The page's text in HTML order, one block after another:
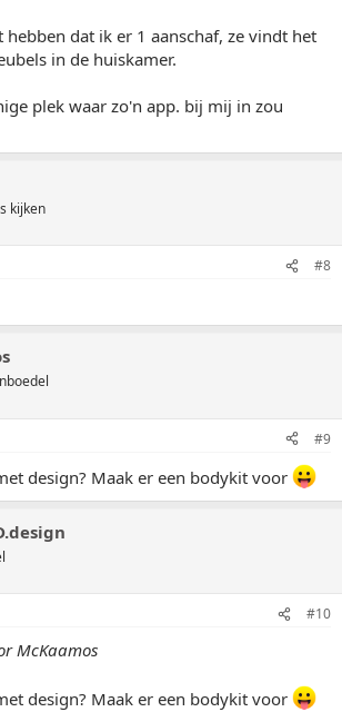
dat ik er 1 aanschaf, ze vindt het
in de huiskamer.
plek waar zo'n app. bij mij in zou
kijken
#8
#9
design? Maak er een bodykit voor
#10
McKaamos
design? Maak er een bodykit voor